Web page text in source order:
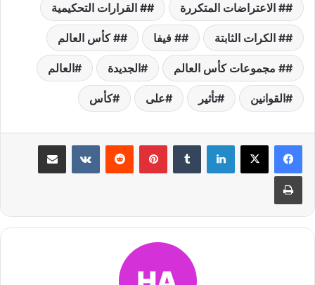
# الاعتراضات المتكررة # القرارات التحكيمية
# الكرات الثابتة # فيفا # كأس العالم
# مجموعات كأس العالم الجديدة العالم
القوانين تأثير على كأس
لينكدإن بينتيريست مشاركة عبر البريد
طباعة